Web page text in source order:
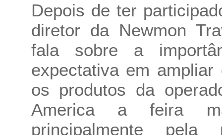
Depois de ter
diretor da Newmon
fala sobre a
expectativa em
os produtos da
America a feira
principalmente pela